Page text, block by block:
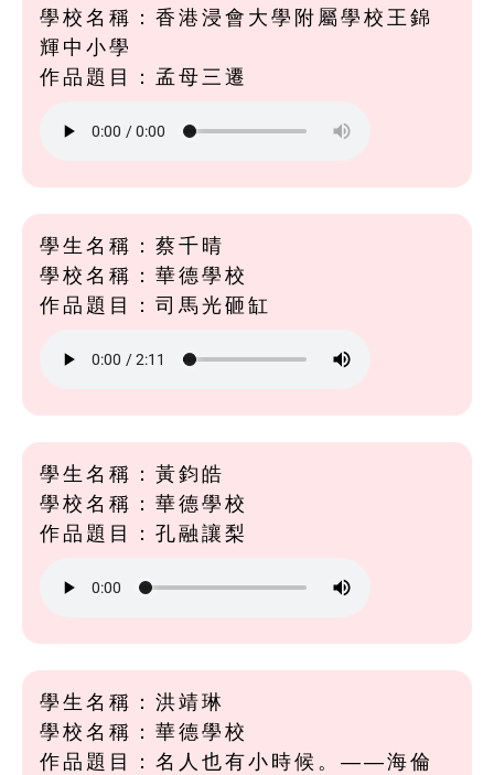
學校名稱：香港浸會大學附屬學校王錦
輝中小學
作品題目：孟母三遷
學生名稱：蔡千晴
學校名稱：華德學校
作品題目：司馬光砸缸
學生名稱：黃鈞皓
學校名稱：華德學校
作品題目：孔融讓梨
學生名稱：洪靖琳
學校名稱：華德學校
作品題目：名人也有小時候。——海倫